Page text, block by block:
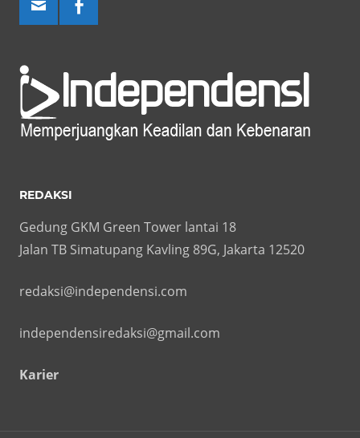
REDAKSI
Gedung GKM Green Tower lantai 18
Jalan TB Simatupang Kavling 89G, Jakarta 12520
redaksi@independensi.com
independensiredaksi@gmail.com
Karier